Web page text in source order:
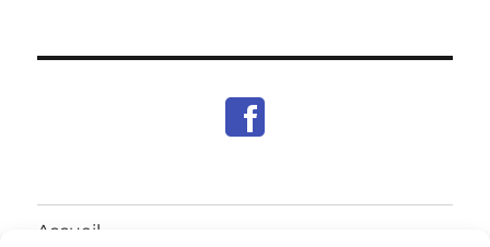
Accueil